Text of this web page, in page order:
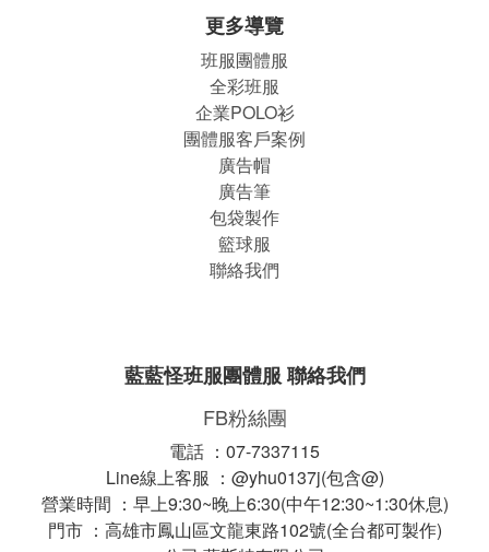
更多導覽
班服團體服
全彩班服
企業POLO衫
團體服客戶案例
廣告帽
廣告筆
包袋製作
籃球服
聯絡我們
藍藍怪班服團體服 聯絡我們
FB粉絲團
電話 ：07-7337115
Line線上客服 ：@yhu0137j(包含@)
營業時間 ：早上9:30~晚上6:30(中午12:30~1:30休息)
門市 ：高雄市鳳山區文龍東路102號(全台都可製作)